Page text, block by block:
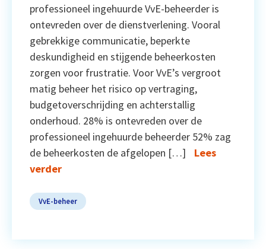
professioneel ingehuurde VvE-beheerder is
ontevreden over de dienstverlening. Vooral
gebrekkige communicatie, beperkte
deskundigheid en stijgende beheerkosten
zorgen voor frustratie. Voor VvE’s vergroot
matig beheer het risico op vertraging,
budgetoverschrijding en achterstallig
onderhoud. 28% is ontevreden over de
professioneel ingehuurde beheerder 52% zag
de beheerkosten de afgelopen […]
Lees
verder
VvE-beheer